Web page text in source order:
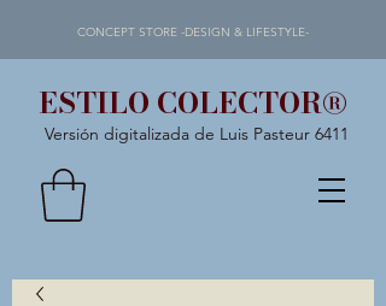
ESTILO COLECTOR®
Versión digitalizada de Luis Pasteur 6411
CONCEPT STORE -DESIGN & LIFESTYLE-